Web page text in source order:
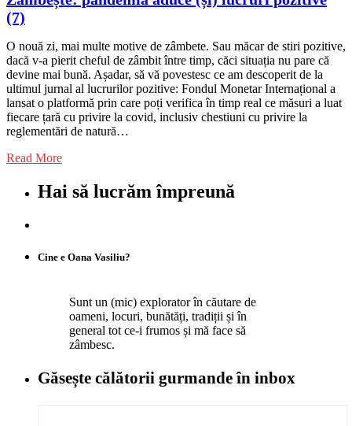
(7)
O nouă zi, mai multe motive de zâmbete. Sau măcar de stiri pozitive,
dacă v-a pierit cheful de zâmbit între timp, căci situația nu pare că
devine mai bună. Așadar, să vă povestesc ce am descoperit de la
ultimul jurnal al lucrurilor pozitive: Fondul Monetar Internațional a
lansat o platformă prin care poți verifica în timp real ce măsuri a luat
fiecare țară cu privire la covid, inclusiv chestiuni cu privire la
reglementări de natură…
Read More
Hai să lucrăm împreună
Cine e Oana Vasiliu?
Sunt un (mic) explorator în căutare de
oameni, locuri, bunătăți, tradiții și în
general tot ce-i frumos și mă face să
zâmbesc.
Găsește călătorii gurmandeîn inbox